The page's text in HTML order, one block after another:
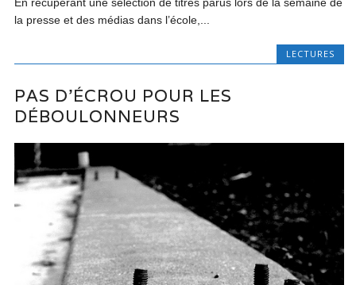
En récupérant une sélection de titres parus lors de la semaine de
la presse et des médias dans l’école,...
LECTURES
PAS D’ÉCROU POUR LES
DÉBOULONNEURS